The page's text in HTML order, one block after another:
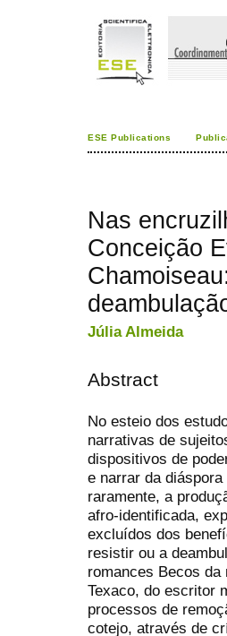
ESE Publications
Nas
Conceição
Júlia Almeida
Abstract
No esteio dos
narrativas de
dispositivos de
e narrar da
raramente, a
afro-identificada,
excluídos dos
resistir ou a
romances Becos
Texaco, do escritor
processos de
cotejo, através de